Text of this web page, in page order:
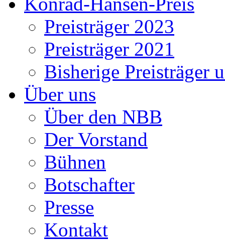
Preisträger 2023
Preisträger 2021
Bisherige Preisträger
Über uns
Über den NBB
Der Vorstand
Bühnen
Botschafter
Presse
Kontakt